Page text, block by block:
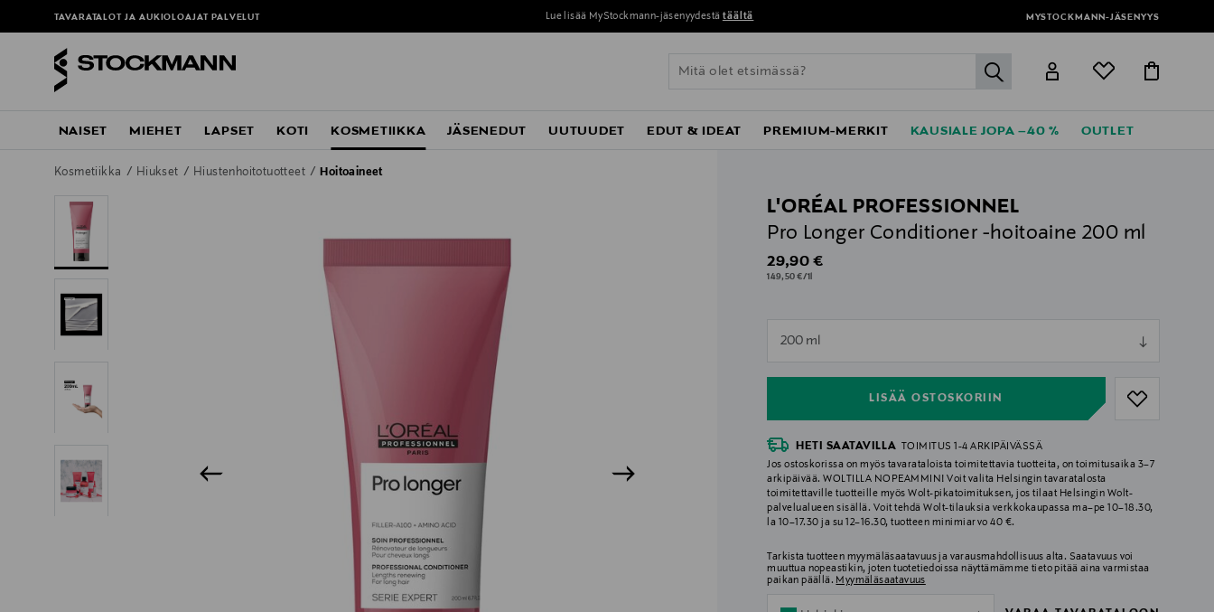
TAVARATALOT JA AUKIOLOAJAT PALVELUT Lue lisää MyStockmann-jäsenyydestä täältä MYSTOCKMANN-JÄSENYYS
label.header.go
NAISET MIEHET LAPSET KOTI KOSMETIIKKA JÄSENEDUT UUTUUDET EDUT & IDEAT PREMIUM-MERKIT KAUSIALE JOPA –40 % OUTLET
Kosmetiikka Hiukset Hiustenhoitotuotteet Hoitoaineet
L'ORÉAL PROFESSIONNEL
Pro Longer Conditioner -hoitoaine 200 ml
Original Price
29,90 €
149,50 €/1l
200 ml
LISÄÄ OSTOSKORIIN
null
HETI SAATAVILLA
TOIMITUS 1-4 ARKIPÄIVÄSSÄ
Jos ostoskorissa on myös tavarataloista toimitettavia tuotteita, on toimitusaika 3–7
arkipäivää. WOLTILLA NOPEAMMIN! Voit valita Helsingin tavaratalosta
toimitettaville tuotteille myös Wolt-pikatoimituksen, jos tilaat Helsingin Wolt-
palvelualueen sisällä. Voit tehdä Wolt-tilauksia verkkokaupassa ma–pe 10–18.30,
la 10–17.30 ja su 12–16.30, tuotteen minimiarvo 40 €.
Tarkista tuotteen myymäläsaatavuus ja varausmahdollisuus alta. Saatavuus voi
muuttua nopeastikin, joten tuotetiedoissa näyttämämme tieto pitää aina varmistaa
paikan päällä. Myymäläsaatavuus